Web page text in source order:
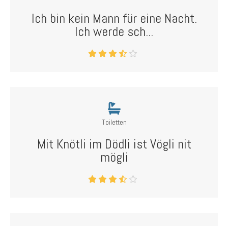
Ich bin kein Mann für eine Nacht.
Ich werde sch...
Toiletten
Mit Knötli im Dödli ist Vögli nit
mögli